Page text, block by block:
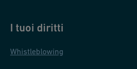
I tuoi diritti
Whistleblowing